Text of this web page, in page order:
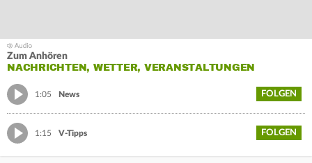
Zum Anhören
NACHRICHTEN, WETTER, VERANSTALTUNGEN
1:05 News FOLGEN
1:15 V-Tipps FOLGEN